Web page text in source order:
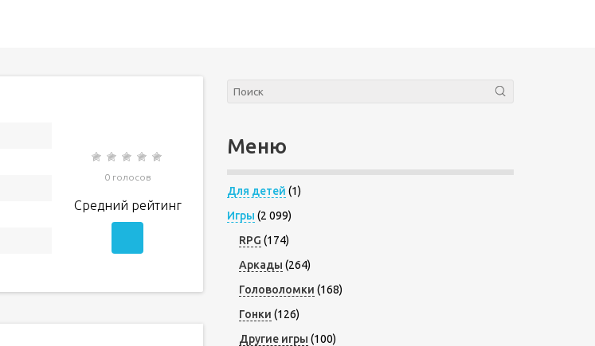
0 голосов
Средний рейтинг
Меню
Для детей (1)
Игры (2 099)
RPG (174)
Аркады (264)
Головоломки (168)
Гонки (126)
Другие игры (100)